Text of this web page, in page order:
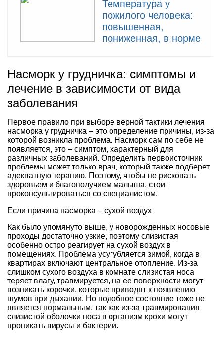
Температура у
пожилого человека:
повышенная,
пониженная, в норме
Насморк у грудничка: симптомы и
лечение в зависимости от вида
заболевания
Первое правило при выборе верной тактики лечения
насморка у грудничка – это определение причины, из-за
которой возникла проблема. Насморк сам по себе не
появляется, это – симптом, характерный для
различных заболеваний. Определить первоисточник
проблемы может только врач, который также подберет
адекватную терапию. Поэтому, чтобы не рисковать
здоровьем и благополучием малыша, стоит
проконсультироваться со специалистом.
Если причина насморка – сухой воздух
Как было упомянуто выше, у новорожденных носовые
проходы достаточно узкие, поэтому слизистая
особенно остро реагирует на сухой воздух в
помещениях. Проблема усугубляется зимой, когда в
квартирах включают центральное отопление. Из-за
слишком сухого воздуха в комнате слизистая носа
теряет влагу, травмируется, на ее поверхности могут
возникать корочки, которые приводят к появлению
шумов при дыхании. Но подобное состояние тоже не
является нормальным, так как из-за травмирования
слизистой оболочки носа в организм крохи могут
проникать вирусы и бактерии.